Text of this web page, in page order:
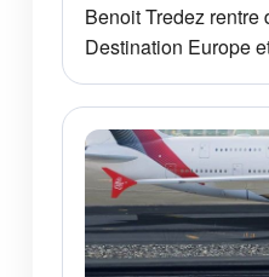
Benoit Tredez
Destination Europe